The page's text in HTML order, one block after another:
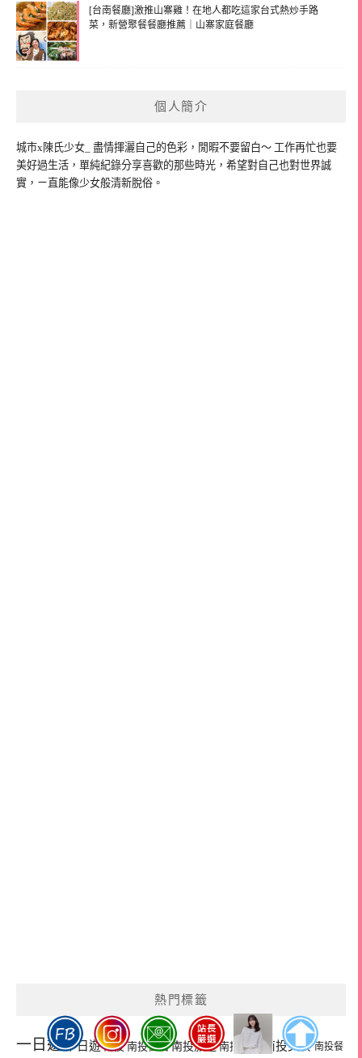
[台南餐廳]激推山寨雞！在地人都吃這家台式熱炒手路
菜，新營聚餐餐廳推薦｜山寨家庭餐廳
個人簡介
城市x陳氏少女_ 盡情揮灑自己的色彩，閒暇不要留白～ 工作再忙也要
美好過生活，單純紀錄分享喜歡的那些時光，希望對自己也對世界誠
實，ㄧ直能像少女般清新脫俗。
熱門標籤
一日遊半日遊 南投 南投住宿 南投旅遊 南投景點 南投美食 南投餐